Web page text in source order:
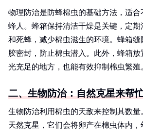
物理防治是防蜂棉虫的基础方法，适
蜂人。蜂箱保持清洁干燥是关键，定期
和死蜂，减少棉虫滋生的环境。蜂箱缝
胶密封，防止棉虫潜入。此外，蜂箱放
光充足的地方，也能有效抑制棉虫繁殖
二、生物防治：自然克星来帮
生物防治利用棉虫的天敌来控制其数量
天然克星，它们会将卵产在棉虫体内，